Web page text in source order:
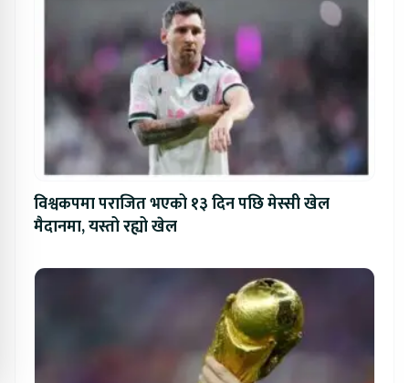
विश्वकपमा पराजित भएको १३ दिन पछि मेस्सी खेल
मैदानमा, यस्तो रह्यो खेल